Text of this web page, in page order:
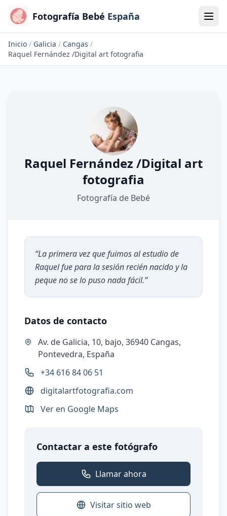
Fotografía Bebé España
Inicio / Galicia / Cangas /
Raquel Fernández /Digital art fotografia
Raquel Fernández /Digital art
fotografia
Fotografía de Bebé
“La primera vez que fuimos al estudio de
Raquel fue para la sesión recién nacido y la
peque no se lo puso nada fácil.”
Datos de contacto
Av. de Galicia, 10, bajo, 36940 Cangas,
Pontevedra, España
+34 616 84 06 51
digitalartfotografia.com
Ver en Google Maps
Contactar a este fotógrafo
Llamar ahora
Visitar sitio web